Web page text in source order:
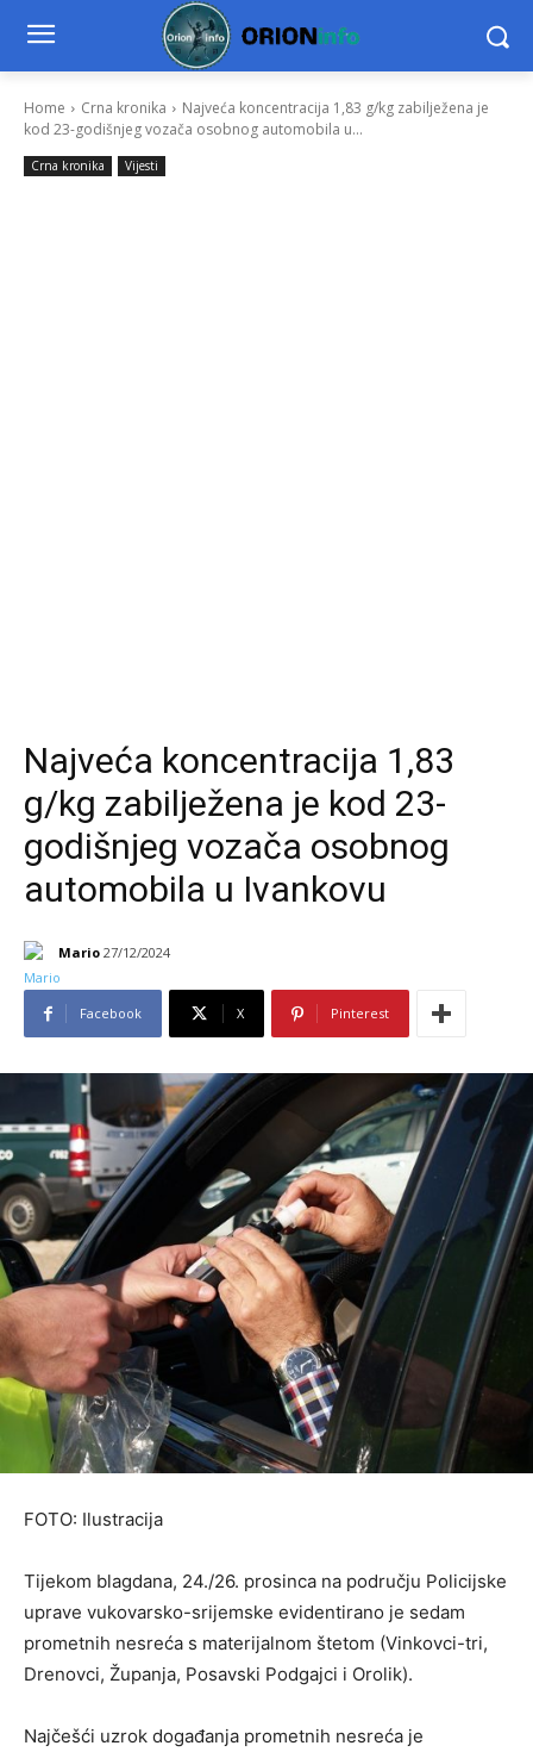
Home Crna kronika
Najveća koncentracija 1,83 g/kg zabilježena je
kod 23-godišnjeg vozača osobnog automobila u...
Crna kronika Vijesti
Najveća koncentracija 1,83
g/kg zabilježena je kod 23-
godišnjeg vozača osobnog
automobila u Ivankovu
Mario 27/12/2024
Facebook X Pinterest
FOTO: Ilustracija
Tijekom blagdana, 24./26. prosinca na području Policijske
uprave vukovarsko-srijemske evidentirano je sedam
prometnih nesreća s materijalnom štetom (Vinkovci-tri,
Drenovci, Županja, Posavski Podgajci i Orolik).
Najčešći uzrok događanja prometnih nesreća je